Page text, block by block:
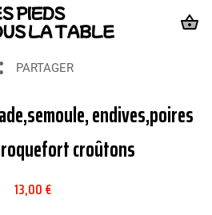
PARTAGER
endives,poires
croûtons
13,00 €